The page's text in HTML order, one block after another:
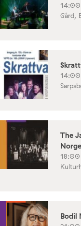
Gård,
The
Bodil